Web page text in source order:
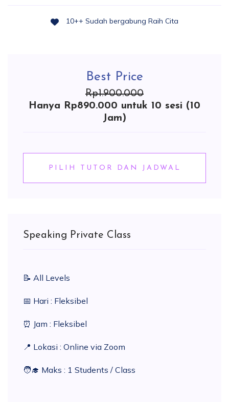
10++ Sudah bergabung Raih Cita
Best Price
Rp1.900.000
Hanya Rp890.000 untuk 10 sesi (10
Jam)
PILIH TUTOR DAN JADWAL
Speaking Private Class
📝 All Levels
📅 Hari : Fleksibel
⏰️ Jam : Fleksibel
📍 Lokasi : Online via Zoom
🧑‍🎓 Maks : 1 Students / Class